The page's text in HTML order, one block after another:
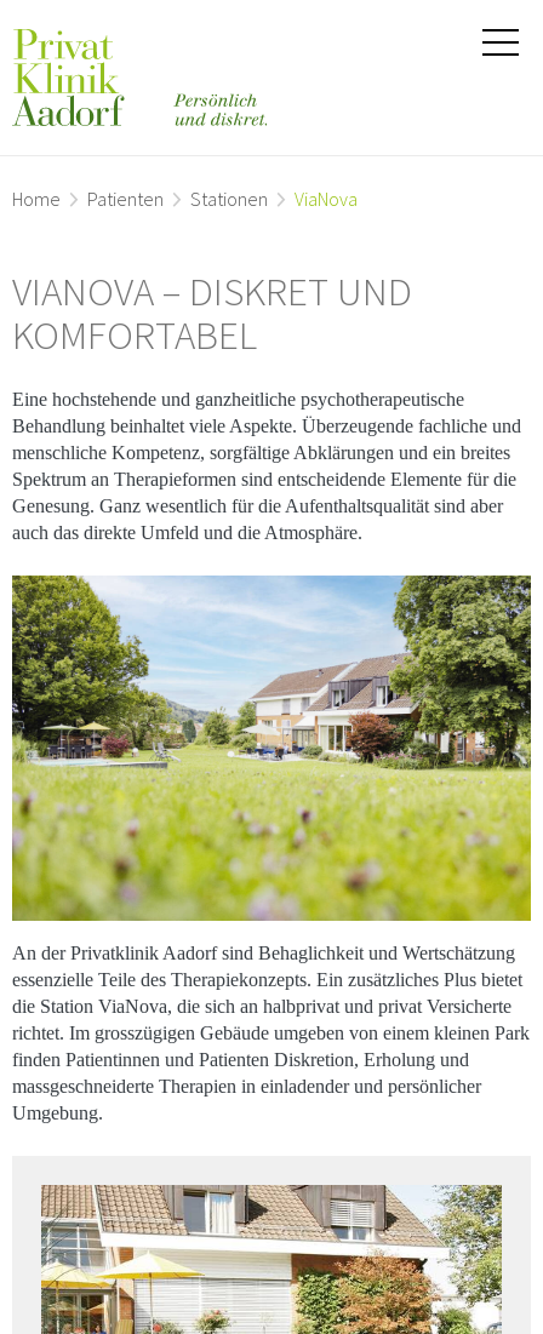
Home Patienten Stationen ViaNova
VIANOVA – DISKRET UND
KOMFORTABEL
Eine hochstehende und ganzheitliche psychotherapeutische
Behandlung beinhaltet viele Aspekte. Überzeugende fachliche und
menschliche Kompetenz, sorgfältige Abklärungen und ein breites
Spektrum an Therapieformen sind entscheidende Elemente für die
Genesung. Ganz wesentlich für die Aufenthaltsqualität sind aber
auch das direkte Umfeld und die Atmosphäre.
An der Privatklinik Aadorf sind Behaglichkeit und Wertschätzung
essenzielle Teile des Therapiekonzepts. Ein zusätzliches Plus bietet
die Station ViaNova, die sich an halbprivat und privat Versicherte
richtet. Im grosszügigen Gebäude umgeben von einem kleinen Park
finden Patientinnen und Patienten Diskretion, Erholung und
massgeschneiderte Therapien in einladender und persönlicher
Umgebung.